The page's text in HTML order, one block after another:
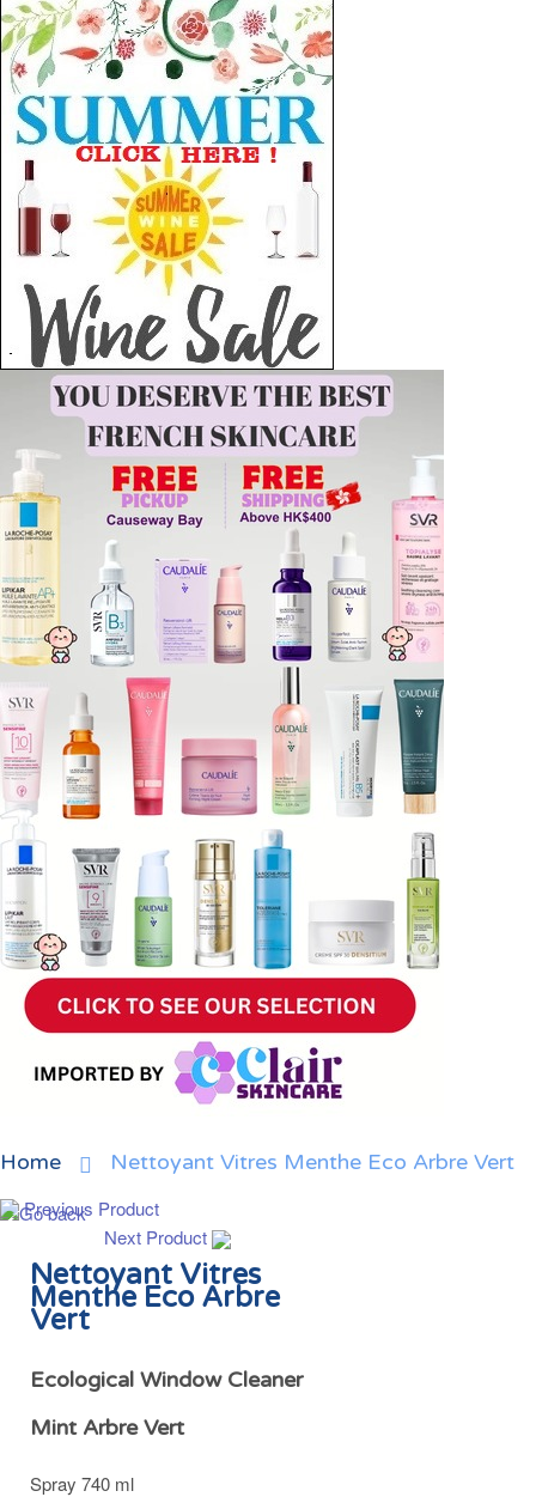
Home Nettoyant Vitres Menthe Eco Arbre Vert
Previous Product
Next Product
Nettoyant Vitres
Menthe Eco Arbre
Vert
Ecological Window Cleaner
Mint Arbre Vert
Spray 740 ml